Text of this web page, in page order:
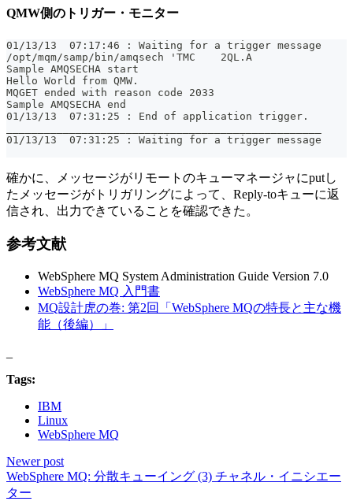
QMW側のトリガー・モニター
01/13/13  07:17:46 : Waiting for a trigger message
/opt/mqm/samp/bin/amqsech 'TMC
Sample AMQSECHA start
Hello World from QMW.
MQGET ended with reason code 2033
Sample AMQSECHA end
01/13/13  07:31:25 : End of application trigger.
01/13/13  07:31:25 : Waiting for a trigger message
確かに、メッセージがリモートのキューマネージャにputし
たメッセージがトリガリングによって、Reply-toキューに返
信され、出力できていることを確認できた。
参考文献
WebSphere MQ System Administration Guide Version 7.0
WebSphere MQ 入門書
MQ設計虎の巻: 第2回「WebSphere MQの特長と主な機
能（後編）」
Tags:
IBM
Linux
WebSphere MQ
Newer post
WebSphere MQ: 分散キューイング (3) チャネル・イニシエー
ター